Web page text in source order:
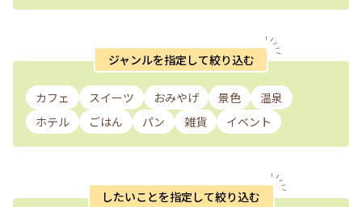
ジャンルを指定して絞り込む
カフェ スイーツ おみやげ 景色
温泉
ホテル
ごはん パン 雑貨 イベント
したいことを指定して絞り込む